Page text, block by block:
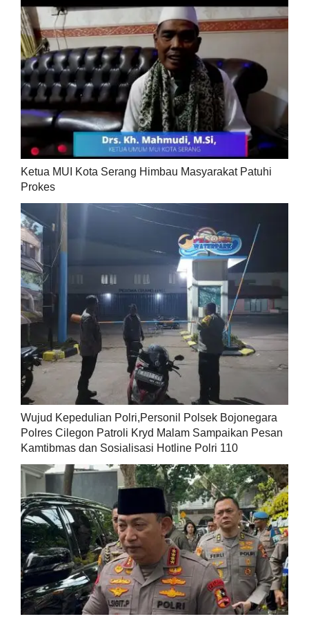
Ketua MUI Kota Serang Himbau Masyarakat Patuhi
Prokes
Wujud Kepedulian Polri,Personil Polsek Bojonegara
Polres Cilegon Patroli Kryd Malam Sampaikan Pesan
Kamtibmas dan Sosialisasi Hotline Polri 110